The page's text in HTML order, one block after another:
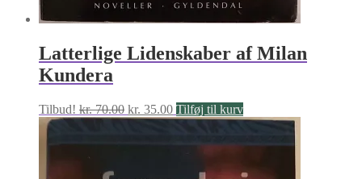
Latterlige Lidenskaber af Milan
Kundera
Tilbud! kr.70.00 Den
oprindelige
kr. 35.00Den
aktuelle
Tilføj til kurv